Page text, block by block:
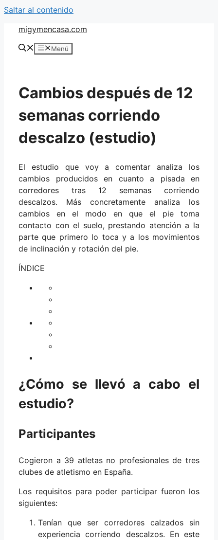
Saltar al contenido
migymencasa.com
Menú
Cambios después de 12
semanas corriendo
descalzo (estudio)
El estudio que voy a comentar analiza los
cambios producidos en cuanto a pisada en
corredores tras 12 semanas corriendo
descalzos. Más concretamente analiza los
cambios en el modo en que el pie toma
contacto con el suelo, prestando atención a la
parte que primero lo toca y a los movimientos
de inclinación y rotación del pie.
ÍNDICE
¿Cómo se llevó a cabo el
estudio?
Participantes
Cogieron a 39 atletas no profesionales de tres
clubes de atletismo en España.
Los requisitos para poder participar fueron los
siguientes:
Tenían que ser corredores calzados sin
experiencia corriendo descalzos. En este